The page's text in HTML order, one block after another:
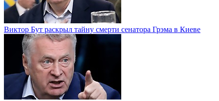
Виктор Бут раскрыл тайну смерти сенатора Грэма в Киеве